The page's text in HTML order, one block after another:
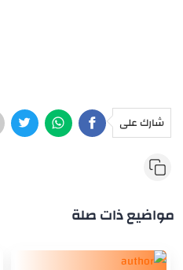
شارك على
مواضيع ذات صلة